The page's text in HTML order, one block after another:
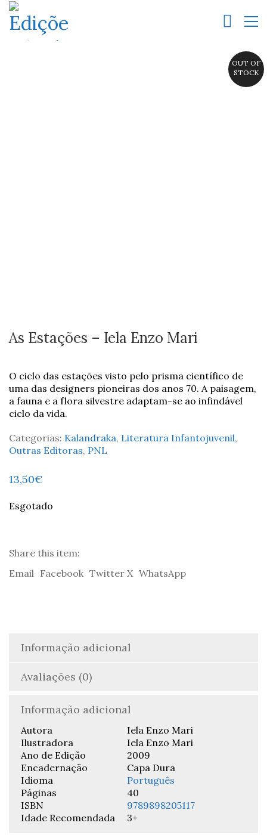
OUT OF
STOCK
As Estações – Iela Enzo Mari
O ciclo das estações visto pelo prisma científico de
uma das designers pioneiras dos anos 70. A paisagem,
a fauna e a flora silvestre adaptam-se ao infindável
ciclo da vida.
Categorias: Kalandraka, Literatura Infantojuvenil,
Outras Editoras, PNL
13,50€
Esgotado
Share this item:
Email Facebook Twitter X WhatsApp
Informação adicional
Avaliações (0)
Informação adicional
Autora
Iela Enzo Mari
Ilustradora
Iela Enzo Mari
Ano de Edição
2009
Encadernação
Capa Dura
Idioma
Português
Páginas
40
ISBN
9789898205117
Idade Recomendada
3+